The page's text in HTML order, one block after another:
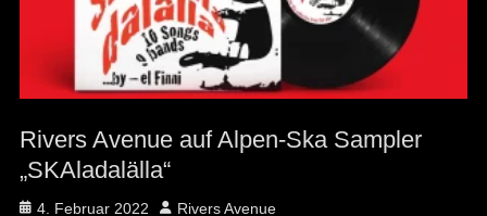
Rivers Avenue auf Alpen-Ska Sampler
„SKAladalälla“
Posted
4. Februar 2022 Author
Rivers Avenue